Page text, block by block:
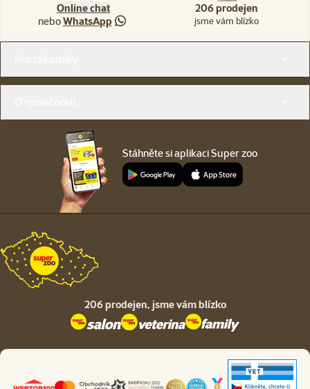
Online chat
neboWhatsApp
206 prodejen
jsme vám blízko
Stáhněte si aplikaci Super zoo
206 prodejen, jsme vám blízko